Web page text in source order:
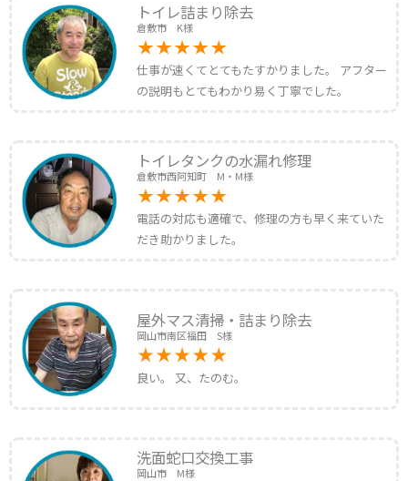
トイレ詰まり除去
倉敷市 K様
仕事が速くてとてもたすかりました。 アフター
の説明もとてもわかり易く丁寧でした。
トイレタンクの水漏れ修理
倉敷市西阿知町 M・M様
電話の対応も適確で、修理の方も早く来ていた
だき助かりました。
屋外マス清掃・詰まり除去
岡山市南区福田 S様
良い。 又、たのむ。
洗面蛇口交換工事
岡山市 M様